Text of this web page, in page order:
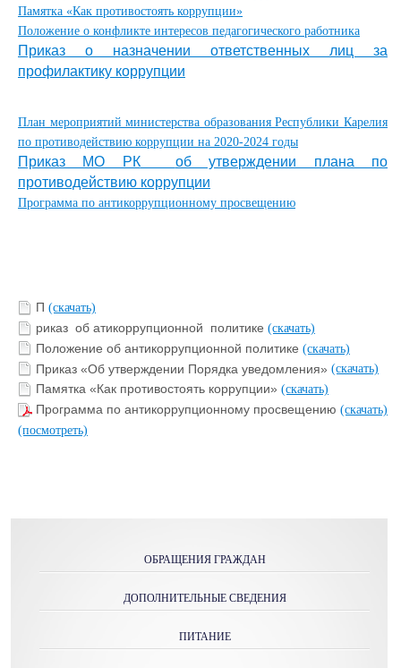
Памятка «Как противостоять коррупции»
Положение о конфликте интересов педагогического работника
Приказ о назначении ответственных лиц за
профилактику коррупции
План мероприятий министерства образования Республики Карелия
по противодействию коррупции на 2020-2024 годы
Приказ МО РК
об утверждении плана по
противодействию коррупции
Программа по антикоррупционному просвещению
П (скачать)
риказ об атикоррупционной политике (скачать)
Положение об антикоррупционной политике (скачать)
Приказ «Об утверждении Порядка уведомления» (скачать)
Памятка «Как противостоять коррупции» (скачать)
Программа по антикоррупционному просвещению (скачать)
(посмотреть)
ОБРАЩЕНИЯ ГРАЖДАН
ДОПОЛНИТЕЛЬНЫЕ СВЕДЕНИЯ
ПИТАНИЕ